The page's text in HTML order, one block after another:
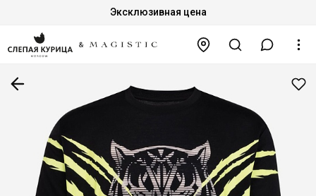
Эксклюзивная цена